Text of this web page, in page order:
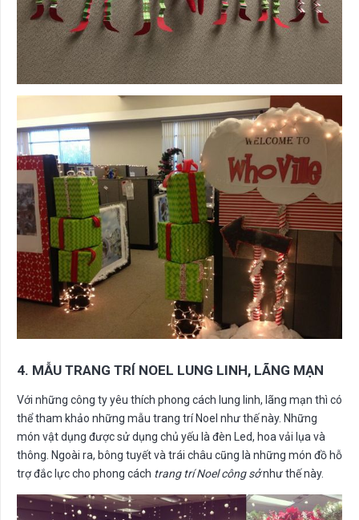
4. MẪU TRANG TRÍ NOEL LUNG LINH, LÃNG MẠN
Với những công ty yêu thích phong cách lung linh, lãng mạn thì có
thể tham khảo những mẫu trang trí Noel như thế này. Những
món vật dụng được sử dụng chủ yếu là đèn Led, hoa vải lụa và
thông. Ngoài ra, bông tuyết và trái châu cũng là những món đồ hỗ
trợ đắc lực cho phong cách trang trí Noel công sởnhư thế này.